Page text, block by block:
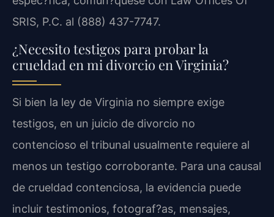
SRIS, P.C. al (888) 437-7747.
¿Necesito testigos para probar la
crueldad en mi divorcio en Virginia?
Si bien la ley de Virginia no siempre exige
testigos, en un juicio de divorcio no
contencioso el tribunal usualmente requiere al
menos un testigo corroborante. Para una causal
de crueldad contenciosa, la evidencia puede
incluir testimonios, fotograf?as, mensajes,